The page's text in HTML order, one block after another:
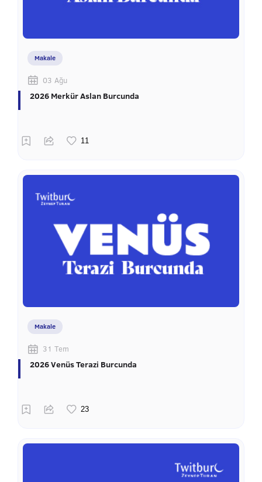
Makale
03 Ağu
2026 Merkür Aslan Burcunda
Makale
31 Tem
2026 Venüs Terazi Burcunda